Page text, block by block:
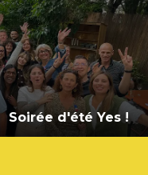
Soirée d'été Yes !